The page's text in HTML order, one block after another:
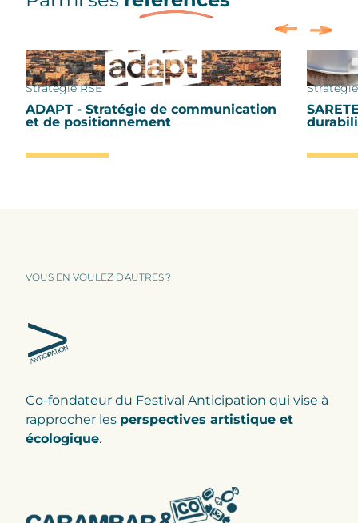
Stratégie RSE
ADAPT - Stratégie de communication
et de positionnement
VOUS EN VOULEZ D'AUTRES ?
Co-fondateur du Festival Anticipation qui vise à
rapprocher les perspectives artistique et
écologique.